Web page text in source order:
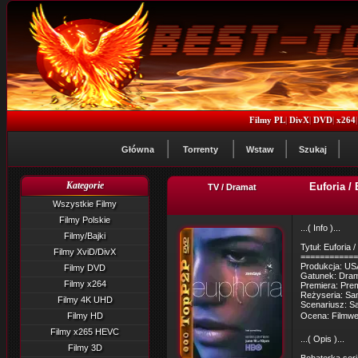
Filmy PL|DivX|DVD|x264
Główna Torrenty Wstaw Szukaj
Kategorie
Wszystkie Filmy
Filmy Polskie
Filmy/Bajki
Filmy XviD/DivX
Filmy DVD
Filmy x264
Filmy 4K UHD
Filmy HD
Filmy x265 HEVC
Filmy 3D
TV / Dramat Euforia /
...( Info )...
Tytuł: Euforia
Produkcja:
Gatunek:
Premiera:
Reżyseria:
Scenariusz:
Ocena:
...( Opis )...